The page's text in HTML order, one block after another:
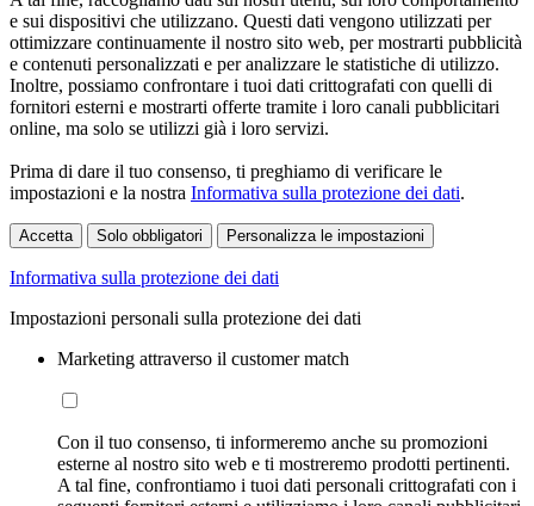
e sui dispositivi che utilizzano. Questi dati vengono utilizzati per
ottimizzare continuamente il nostro sito web, per mostrarti pubblicità
e contenuti personalizzati e per analizzare le statistiche di utilizzo.
Inoltre, possiamo confrontare i tuoi dati crittografati con quelli di
fornitori esterni e mostrarti offerte tramite i loro canali pubblicitari
online, ma solo se utilizzi già i loro servizi.
Prima di dare il tuo consenso, ti preghiamo di verificare le
impostazioni e la nostra Informativa sulla protezione dei dati.
Accetta Solo obbligatori Personalizza le impostazioni
Informativa sulla protezione dei dati
Impostazioni personali sulla protezione dei dati
Marketing attraverso il customer match
Con il tuo consenso, ti informeremo anche su promozioni
esterne al nostro sito web e ti mostreremo prodotti pertinenti.
A tal fine, confrontiamo i tuoi dati personali crittografati con i